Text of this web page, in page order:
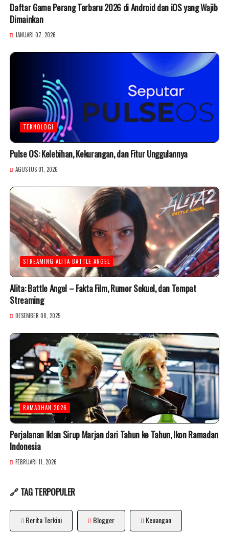
Daftar Game Perang Terbaru 2026 di Android dan iOS yang Wajib
Dimainkan
JANUARI 07, 2026
TEKNOLOGI
Pulse OS: Kelebihan, Kekurangan, dan Fitur Unggulannya
AGUSTUS 01, 2026
STREAMING ALITA BATTLE ANGEL
Alita: Battle Angel – Fakta Film, Rumor Sekuel, dan Tempat
Streaming
DESEMBER 08, 2025
RAMADHAN 2026
Perjalanan Iklan Sirup Marjan dari Tahun ke Tahun, Ikon Ramadan
Indonesia
FEBRUARI 11, 2026
🔗 TAG TERPOPULER
Berita Terkini Blogger Keuangan